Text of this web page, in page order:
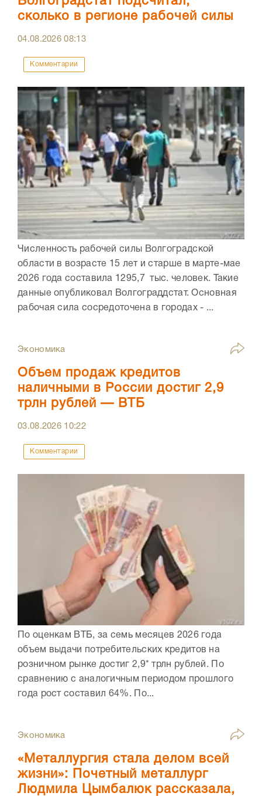
сколько в регионе рабочей силы
04.08.202608:13
Комментарии
Численность рабочей силы Волгоградской
области в возрасте 15 лет и старше в марте-мае
2026 года составила 1295,7 тыс. человек. Такие
данные опубликовал Волгограддстат. Основная
рабочая сила сосредоточена в городах - ...
Экономика
Объем продаж кредитов
наличными в России достиг 2,9
трлн рублей — ВТБ
03.08.2026 10:22
Комментарии
По оценкам ВТБ, за семь месяцев 2026 года
объем выдачи потребительских кредитов на
розничном рынке достиг 2,9* трлн рублей. По
сравнению с аналогичным периодом прошлого
года рост составил 64%. По...
Экономика
«Металлургия стала делом всей
жизни»: Почетный металлург
Людмила Цымбалюк рассказала,